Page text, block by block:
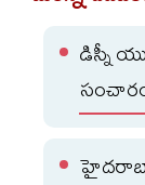
డిస్నీ